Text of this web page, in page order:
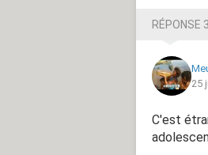
RÉPONSE
25
C'est